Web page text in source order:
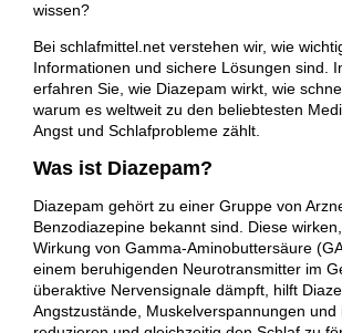
wissen?
Bei schlafmittel.net verstehen wir, wie
Informationen und sichere Lösungen sind.
erfahren Sie, wie Diazepam wirkt, wie
warum es weltweit zu den beliebtesten
Angst und Schlafprobleme zählt.
Was ist Diazepam?
Diazepam gehört zu einer Gruppe von
Benzodiazepine bekannt sind. Diese
Wirkung von Gamma-Aminobuttersäure
einem beruhigenden Neurotransmitter im
überaktive Nervensignale dämpft, hilft
Angstzustände, Muskelverspannungen und